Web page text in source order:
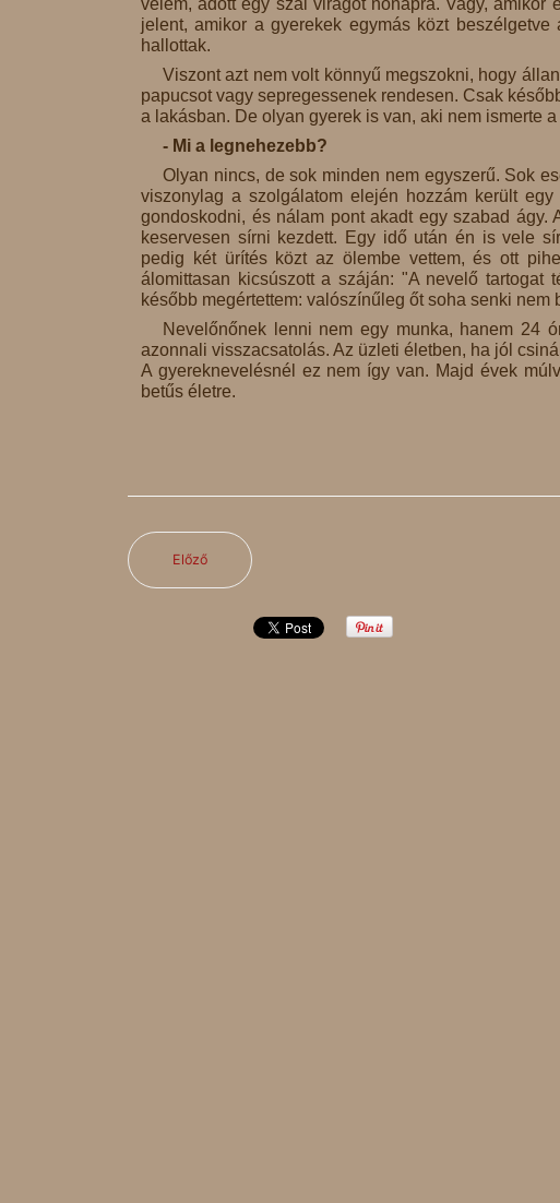
velem, adott egy szál virágot nőnapra. Vagy,
jelent, amikor a gyerekek egymás közt
hallottak.
Viszont azt nem volt könnyű megszokni, hogy
papucsot vagy sepregessenek rendesen. Csak
a lakásban. De olyan gyerek is van, aki nem ismerte
- Mi a legnehezebb?
Olyan nincs, de sok minden nem egyszerű. Sok
viszonylag a szolgálatom elején hozzám került
gondoskodni, és nálam pont akadt egy szabad
keservesen sírni kezdett. Egy idő után én is vele
pedig két ürítés közt az ölembe vettem, és ott
álomittasan kicsúszott a száján: "A nevelő tartogat
később megértettem: valószínűleg őt soha senki nem
Nevelőnőnek lenni nem egy munka, hanem 24
azonnali visszacsatolás. Az üzleti életben, ha jól
A gyereknevelésnél ez nem így van. Majd évek
betűs életre.
Előző